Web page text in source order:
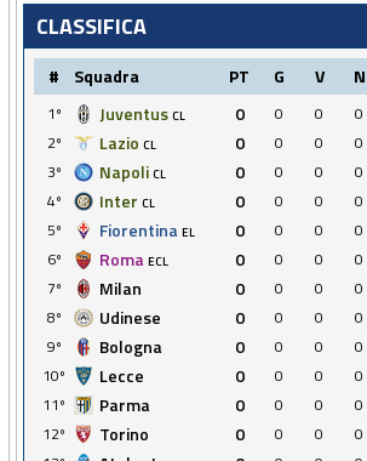
CLASSIFICA
# Squadra PT G V N
1º Juventus CL 0 0 0 0
2º
Lazio CL 0 0 0 0
3º
Napoli CL 0 0 0 0
4º
Inter CL 0 0 0 0
5º
Fiorentina EL 0 0 0 0
6º
Roma ECL 0 0 0 0
7º
Milan 0 0 0 0
8º
Udinese 0 0 0 0
9º
Bologna 0 0 0 0
10º
Lecce 0 0 0 0
11º
Parma 0 0 0 0
12º
Torino 0 0 0 0